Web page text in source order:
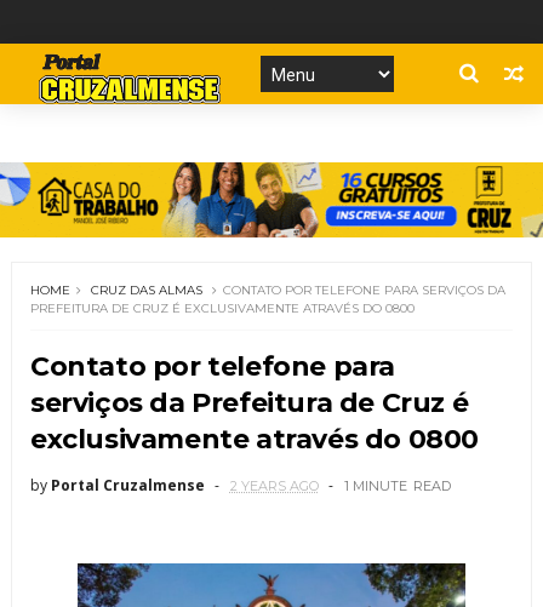
HOME CRUZ DAS ALMAS
CONTATO POR TELEFONE PARA SERVIÇOS DA
PREFEITURA DE CRUZ É EXCLUSIVAMENTE ATRAVÉS DO 0800
Contato por telefone para
serviços da Prefeitura de Cruz é
exclusivamente através do 0800
by Portal Cruzalmense 2 YEARS AGO 1 MINUTE READ